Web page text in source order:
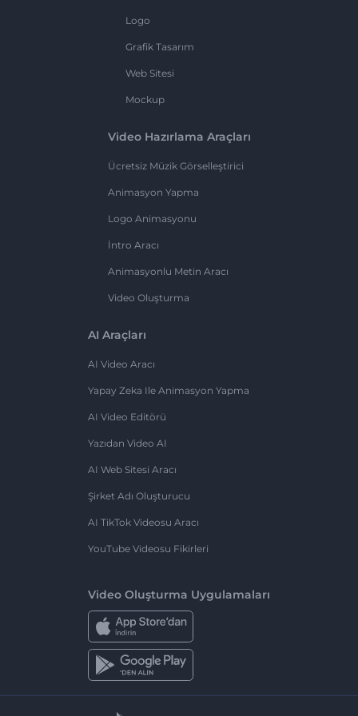
Logo
Grafik Tasarım
Web Sitesi
Mockup
Video Hazırlama Araçları
Ücretsiz Müzik Görselleştirici
Animasyon Yapma
Logo Animasyonu
İntro Aracı
Animasyonlu Metin Aracı
Video Oluşturma
AI Araçları
AI Video Aracı
Yapay Zeka Ile Animasyon Yapma
AI Video Editörü
Yazıdan Video AI
AI Web Sitesi Aracı
Şirket Adı Oluşturucu
AI TikTok Videosu Aracı
YouTube Videosu Fikirleri
Video Oluşturma Uygulamaları